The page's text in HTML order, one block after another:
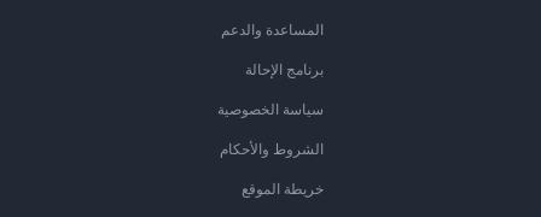
المساعدة والدعم
برنامج الإحالة
سياسة الخصوصية
الشروط والأحكام
خريطة الموقع